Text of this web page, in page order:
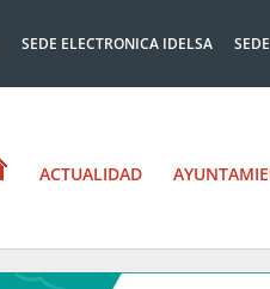
SEDE ELECTRONICA IDELSA
ACTUALIDAD